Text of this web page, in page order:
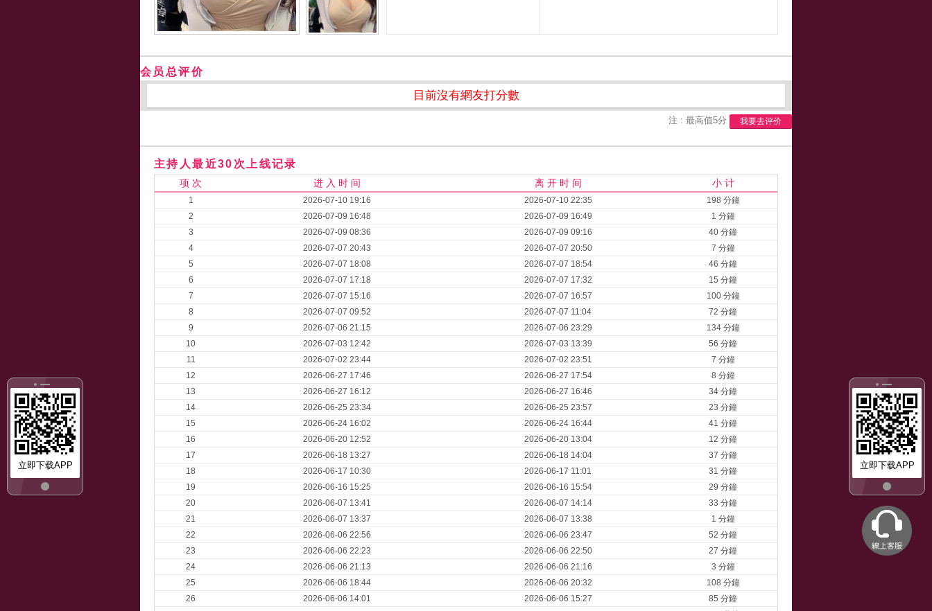
立即下载APP
立即下载APP
会员总评价
目前沒有網友打分數
注 : 最高值5分 我要去评价
主持人最近30次上线记录
项 次 进 入 时 间 离 开 时 间 小 计
1 2026-07-10 19:16 2026-07-10 22:35
198 分鐘
2
2026-07-09 16:48 2026-07-09 16:49
1 分鐘
3
2026-07-09 08:36 2026-07-09 09:16
40 分鐘
4
2026-07-07 20:43 2026-07-07 20:50
7 分鐘
5
2026-07-07 18:08 2026-07-07 18:54
46 分鐘
6
2026-07-07 17:18 2026-07-07 17:32
15 分鐘
7
2026-07-07 15:16 2026-07-07 16:57
100 分鐘
8
2026-07-07 09:52 2026-07-07 11:04
72 分鐘
9
2026-07-06 21:15 2026-07-06 23:29
134 分鐘
10
2026-07-03 12:42 2026-07-03 13:39
56 分鐘
11
2026-07-02 23:44 2026-07-02 23:51
7 分鐘
12
2026-06-27 17:46 2026-06-27 17:54
8 分鐘
13
2026-06-27 16:12 2026-06-27 16:46
34 分鐘
14
2026-06-25 23:34 2026-06-25 23:57
23 分鐘
15
2026-06-24 16:02 2026-06-24 16:44
41 分鐘
16
2026-06-20 12:52 2026-06-20 13:04
12 分鐘
17
2026-06-18 13:27 2026-06-18 14:04
37 分鐘
18
2026-06-17 10:30 2026-06-17 11:01
31 分鐘
19
2026-06-16 15:25 2026-06-16 15:54
29 分鐘
20
2026-06-07 13:41 2026-06-07 14:14
33 分鐘
21
2026-06-07 13:37 2026-06-07 13:38
1 分鐘
22
2026-06-06 22:56 2026-06-06 23:47
52 分鐘
23
2026-06-06 22:23 2026-06-06 22:50
27 分鐘
24
2026-06-06 21:13 2026-06-06 21:16
3 分鐘
25
2026-06-06 18:44 2026-06-06 20:32
108 分鐘
26
2026-06-06 14:01 2026-06-06 15:27
85 分鐘